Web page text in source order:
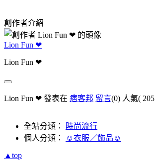
創作者介紹
Lion Fun ❤
Lion Fun ❤
Lion Fun ❤ 發表在 痞客邦 留言(0) 人氣( 205
全站分類：
時尚流行
個人分類：
☺衣服／飾品☺
▲top